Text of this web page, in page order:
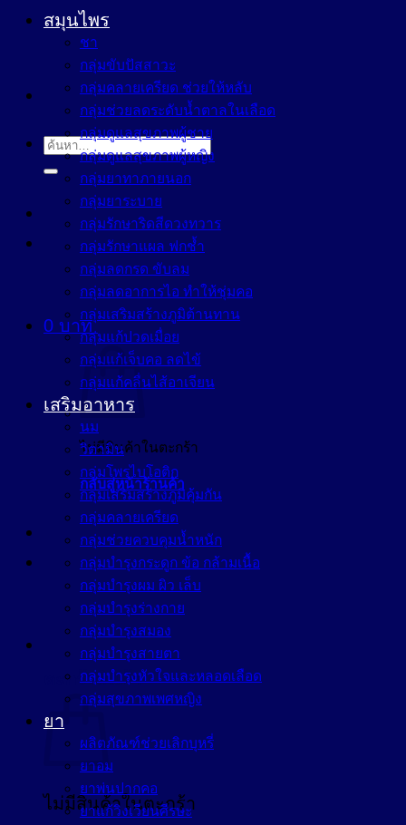
ค้นหา:
0 บาท
ไม่มีสินค้าในตะกร้า
กลับสู่หน้าร้านค้า
ตะกร้าสินค้า
ไม่มีสินค้าในตะกร้า
สมุนไพร
ชา
กลุ่มขับปัสสาวะ
กลุ่มคลายเครียด ช่วยให้หลับ
กลุ่มช่วยลดระดับน้ำตาลในเลือด
กลุ่มดูแลสุขภาพผู้ชาย
กลุ่มดูแลสุขภาพผู้หญิง
กลุ่มยาทาภายนอก
กลุ่มยาระบาย
กลุ่มรักษาริดสีดวงทวาร
กลุ่มรักษาแผล ฟกช้ำ
กลุ่มลดกรด ขับลม
กลุ่มลดอาการไอ ทำให้ชุ่มคอ
กลุ่มเสริมสร้างภูมิต้านทาน
กลุ่มแก้ปวดเมื่อย
กลุ่มแก้เจ็บคอ ลดไข้
กลุ่มแก้คลื่นไส้อาเจียน
เสริมอาหาร
นม
วิตามิน
กลุ่มโพรไบโอติก
กลุ่มเสริมสร้างภูมิคุ้มกัน
กลุ่มคลายเครียด
กลุ่มช่วยควบคุมน้ำหนัก
กลุ่มบำรุงกระดูก ข้อ กล้ามเนื้อ
กลุ่มบำรุงผม ผิว เล็บ
กลุ่มบำรุงร่างกาย
กลุ่มบำรุงสมอง
กลุ่มบำรุงสายตา
กลุ่มบำรุงหัวใจและหลอดเลือด
กลุ่มสุขภาพเพศหญิง
ยา
ผลิตภัณฑ์ช่วยเลิกบุหรี่
ยาอม
ยาพ่นปากคอ
ยาแก้วิงเวียนศีรษะ